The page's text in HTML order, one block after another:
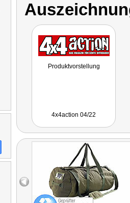
Produktvorstellung
4x4action 04/22